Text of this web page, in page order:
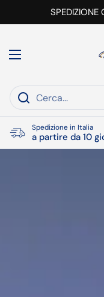
Passa ai contenuti
SPEDIZIONE
Apri menu
Spedizione in Italia
a partire da 10